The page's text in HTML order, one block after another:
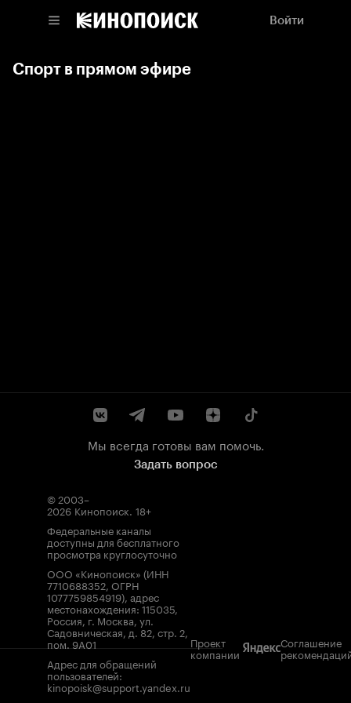
Войти
Спорт в прямом эфире
Мы всегда готовы вам помочь.
Задать вопрос
© 2003–
2026 Кинопоиск. 18+
Федеральные каналы
доступны для бесплатного
просмотра круглосуточно
ООО «Кинопоиск» (ИНН
7710688352, ОГРН
1077759854919), адрес
местонахождения: 115035,
Россия, г. Москва, ул.
Садовническая, д. 82, стр. 2,
пом. 9А01
Адрес для обращений
пользователей:
kinopoisk@support.yandex.ru
Проект
компании
Соглашение